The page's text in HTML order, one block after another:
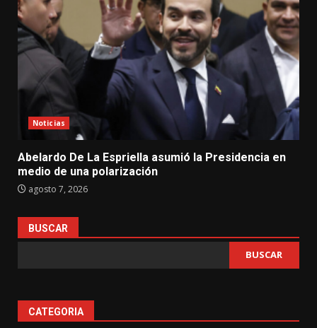
Noticias
Abelardo De La Espriella asumió la Presidencia en
medio de una polarización
agosto 7, 2026
BUSCAR
BUSCAR
CATEGORIA